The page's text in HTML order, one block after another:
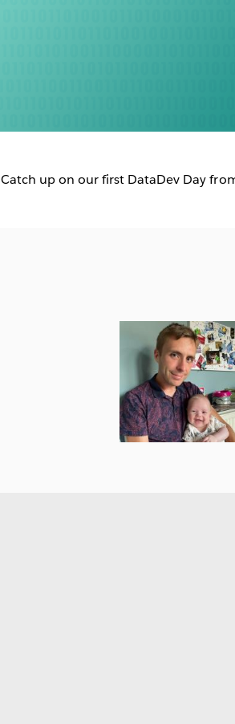
Catch up on our first DataDev Day